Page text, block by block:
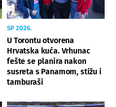
SP 2026.
U Torontu otvorena
Hrvatska kuća. Vrhunac
fešte se planira nakon
susreta s Panamom, stižu i
tamburaši